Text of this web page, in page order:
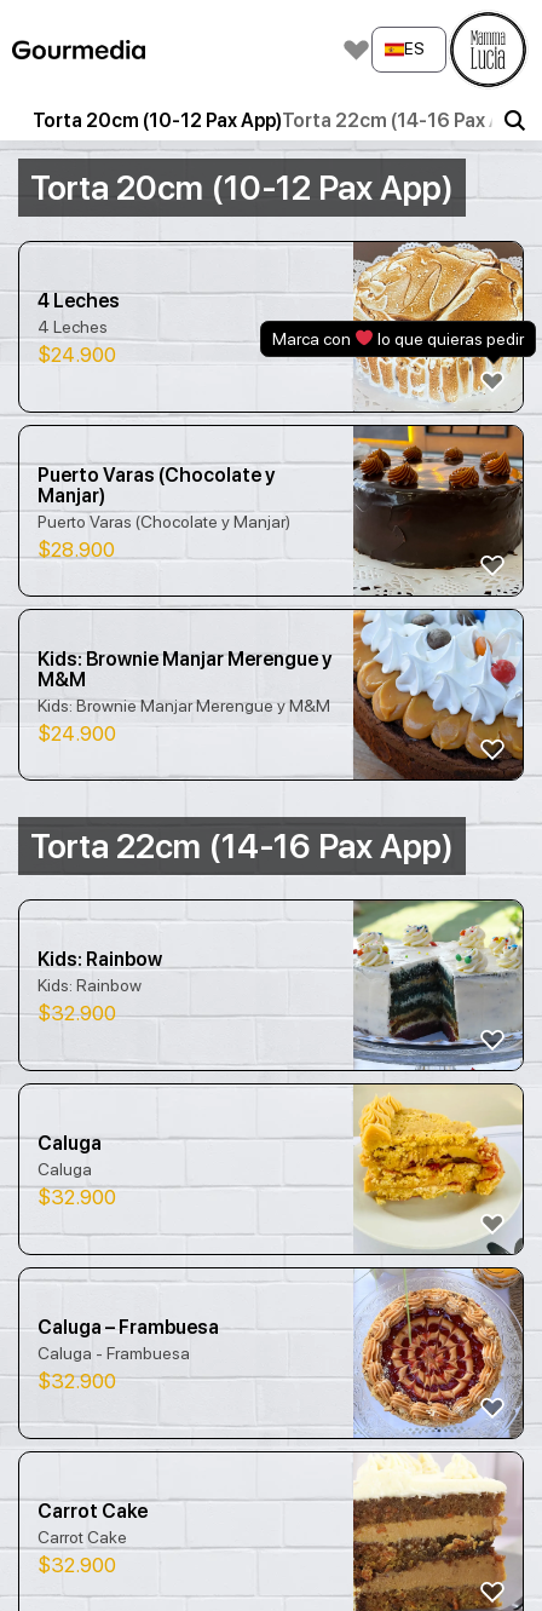
content
ES
Torta 20cm (10-12 Pax App)Torta 22cm (14-16 Pax App)
Torta 20cm (10-12 Pax App)
4 Leches
4 Leches
$24.900
Puerto Varas (Chocolate y
Manjar)
Puerto Varas (Chocolate y Manjar)
$28.900
Kids: Brownie Manjar Merengue y
M&M
Kids: Brownie Manjar Merengue y M&M
$24.900
Torta 22cm (14-16 Pax App)
Kids: Rainbow
Kids: Rainbow
$32.900
Caluga
Caluga
$32.900
Caluga – Frambuesa
Caluga - Frambuesa
$32.900
Carrot Cake
Carrot Cake
$32.900
Marca con lo que quieras pedir